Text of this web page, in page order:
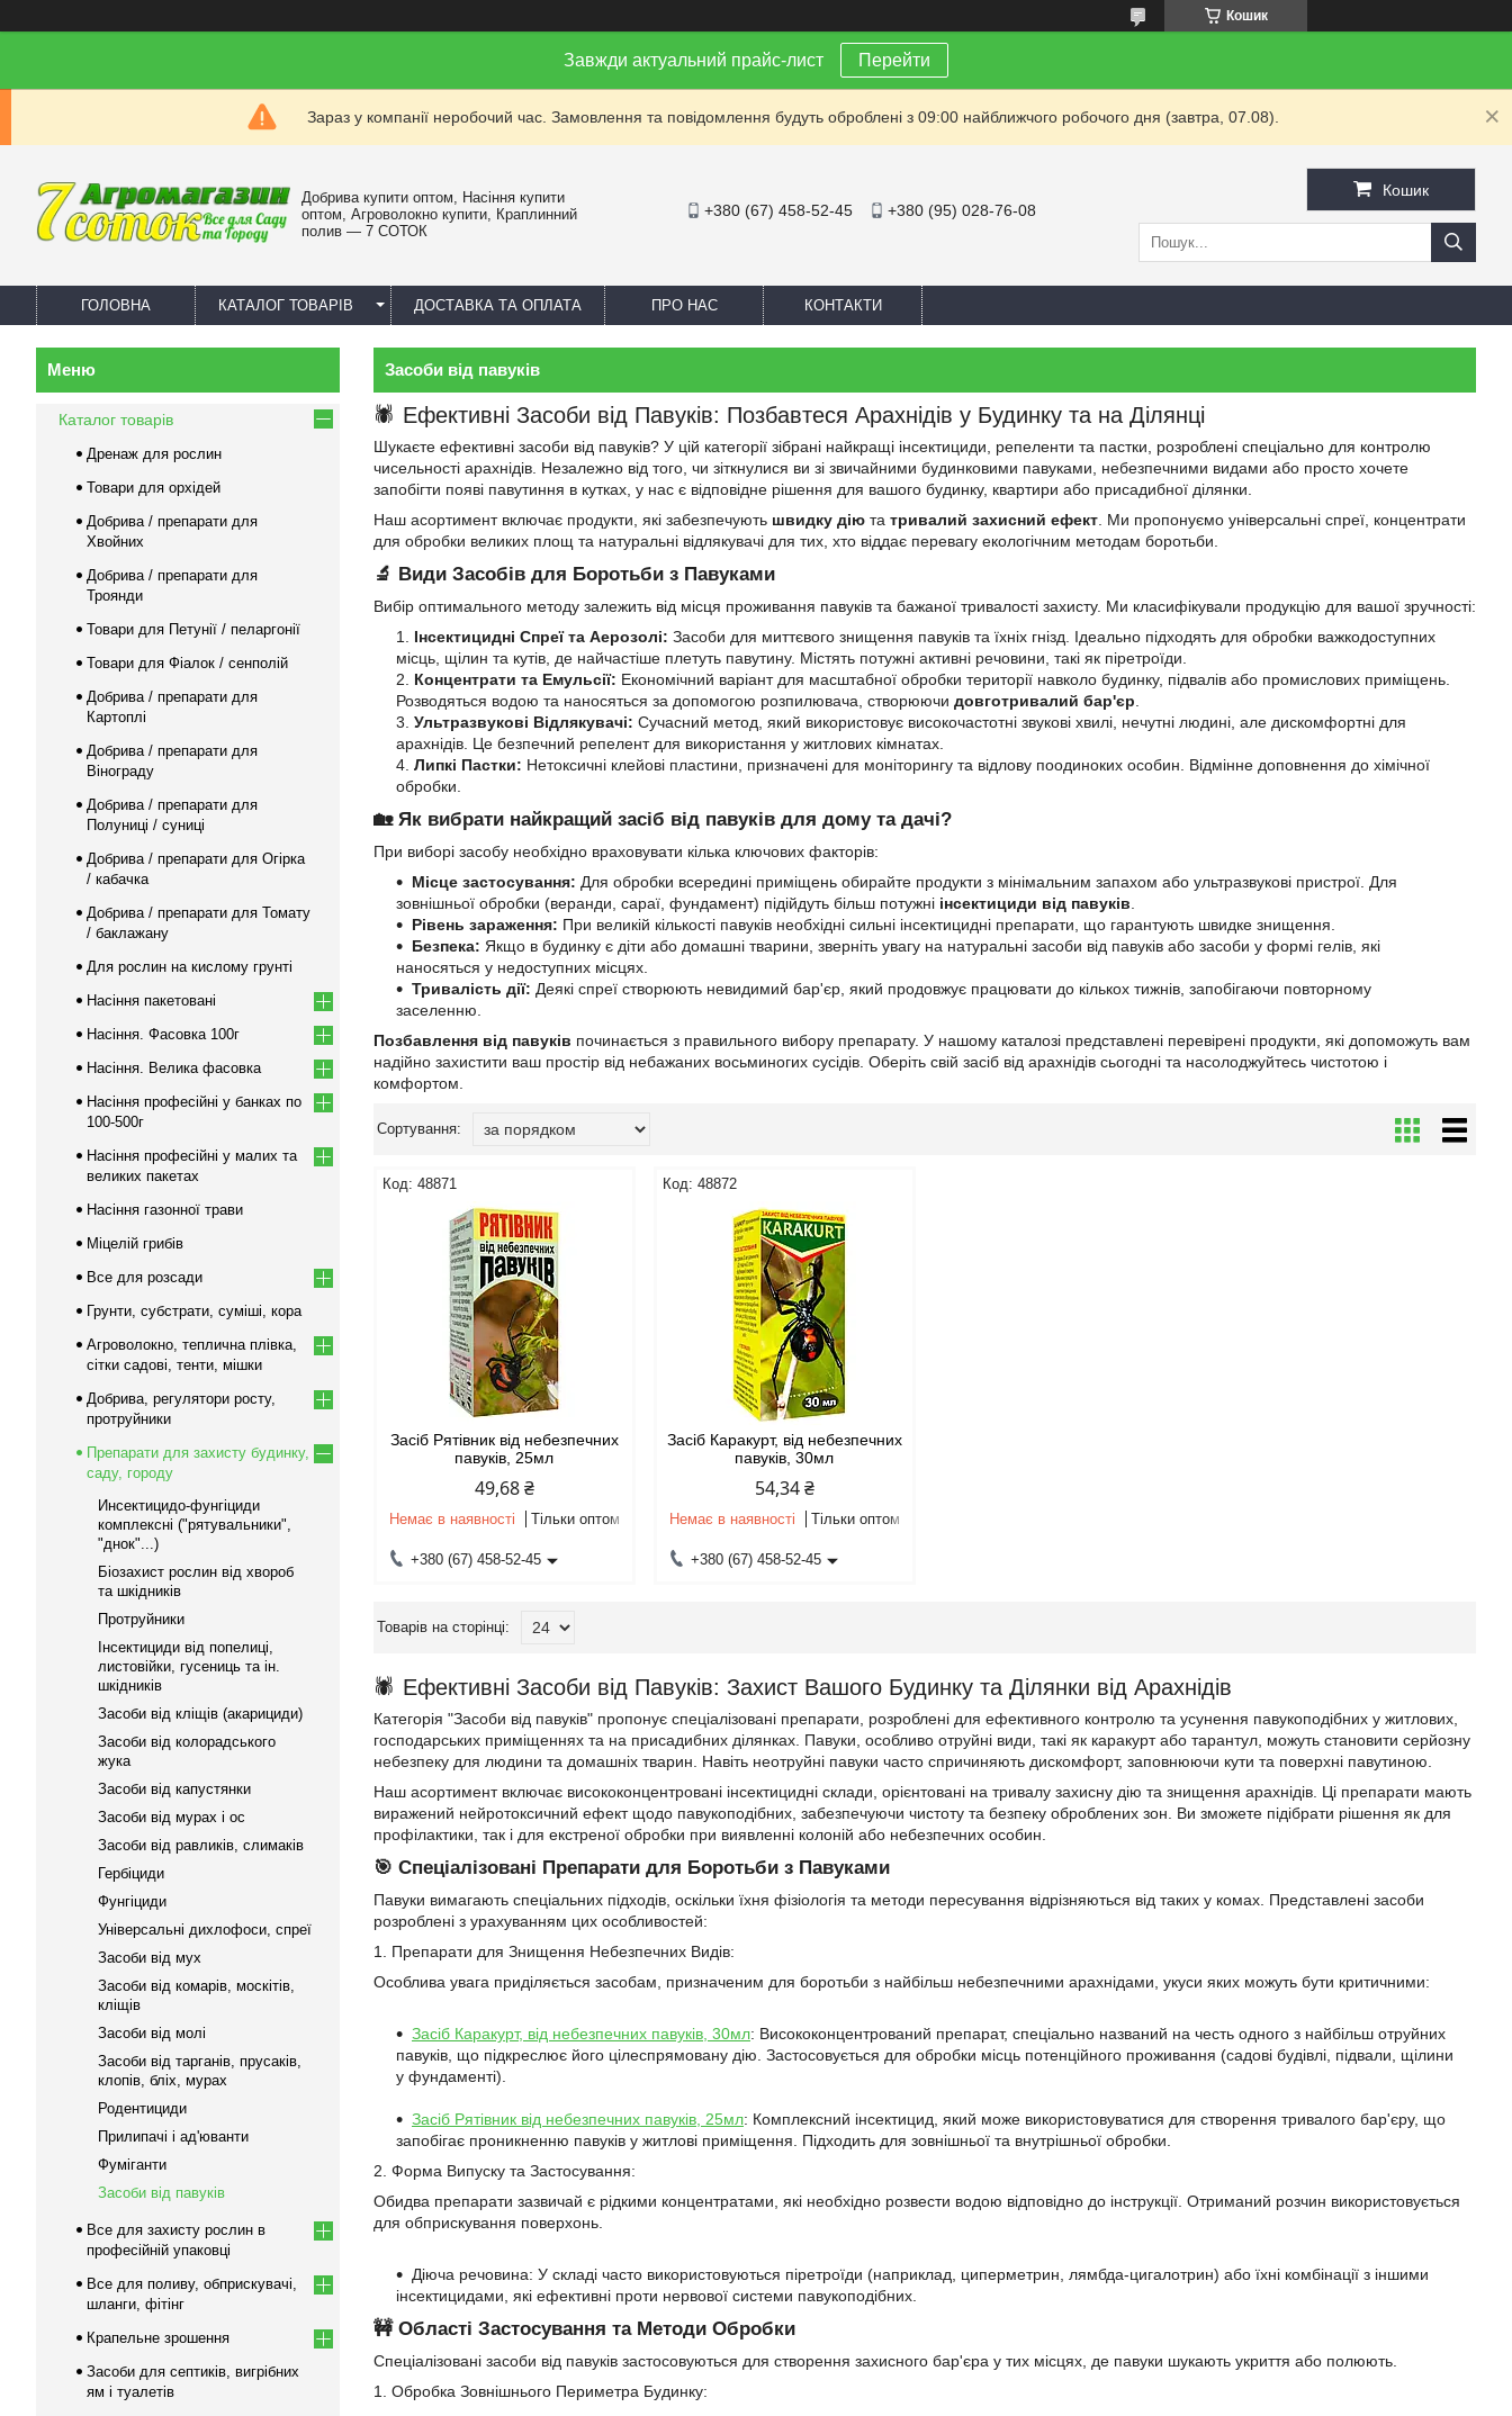
Кошик
Завжди актуальний прайс-лист Перейти
Зараз у компанії неробочий час. Замовлення та повідомлення будуть оброблені з 09:00 найближчого робочого дня (завтра, 07.08).
Добрива купити оптом, Насіння купити
оптом, Агроволокно купити, Краплинний
полив — 7 СОТОК
+380 (67) 458-52-45 +380 (95) 028-76-08
Кошик
ГОЛОВНА КАТАЛОГ ТОВАРІВ ДОСТАВКА ТА ОПЛАТА ПРО НАС КОНТАКТИ
Засоби від павуків
🕷️ Ефективні Засоби від Павуків: Позбавтеся Арахнідів у Будинку та на Ділянці
Шукаєте ефективні засоби від павуків? У цій категорії зібрані найкращі інсектициди, репеленти та пастки, розроблені спеціально для контролю
чисельності арахнідів. Незалежно від того, чи зіткнулися ви зі звичайними будинковими павуками, небезпечними видами або просто хочете
запобігти появі павутиння в кутках, у нас є відповідне рішення для вашого будинку, квартири або присадибної ділянки.
Наш асортимент включає продукти, які забезпечують швидку дію та тривалий захисний ефект . Ми пропонуємо універсальні спреї, концентрати
для обробки великих площ та натуральні відлякувачі для тих, хто віддає перевагу екологічним методам боротьби.
🔬 Види Засобів для Боротьби з Павуками
Вибір оптимального методу залежить від місця проживання павуків та бажаної тривалості захисту. Ми класифікували продукцію для вашої зручності:
Інсектицидні Спреї та Аерозолі: Засоби для миттєвого знищення павуків та їхніх гнізд. Ідеально підходять для обробки важкодоступних
місць, щілин та кутів, де найчастіше плетуть павутину. Містять потужні активні речовини, такі як піретроїди.
Концентрати та Емульсії: Економічний варіант для масштабної обробки території навколо будинку, підвалів або промислових приміщень.
Розводяться водою та наносяться за допомогою розпилювача, створюючи довготривалий бар'єр
Ультразвукові Відлякувачі: Сучасний метод, який використовує високочастотні звукові хвилі, нечутні людині, але дискомфортні для
арахнідів. Це безпечний репелент для використання у житлових кімнатах.
Липкі Пастки: Нетоксичні клейові пластини, призначені для моніторингу та відлову поодиноких особин. Відмінне доповнення до хімічної
обробки.
🏡 Як вибрати найкращий засіб від павуків для дому та дачі?
При виборі засобу необхідно враховувати кілька ключових факторів:
Місце застосування: Для обробки всередині приміщень обирайте продукти з мінімальним запахом або ультразвукові пристрої. Для
зовнішньої обробки (веранди, сараї, фундамент) підійдуть більш потужні інсектициди від павуків
Рівень зараження: При великій кількості павуків необхідні сильні інсектицидні препарати, що гарантують швидке знищення.
Безпека: Якщо в будинку є діти або домашні тварини, зверніть увагу на натуральні засоби від павуків або засоби у формі гелів, які
наносяться у недоступних місцях.
Тривалість дії: Деякі спреї створюють невидимий бар'єр, який продовжує працювати до кількох тижнів, запобігаючи повторному
заселенню.
Позбавлення від павуків починається з правильного вибору препарату. У нашому каталозі представлені перевірені продукти, які допоможуть вам
надійно захистити ваш простір від небажаних восьминогих сусідів. Оберіть свій засіб від арахнідів сьогодні та насолоджуйтесь чистотою і
комфортом.
48871
Засіб Рятівник від небезпечних
павуків, 25мл
49,68 ₴
Немає в наявності Тільки оптом
+380 (67) 458-52-45
48872
Засіб Каракурт, від небезпечних
павуків, 30мл
54,34 ₴
Немає в наявності Тільки оптом
+380 (67) 458-52-45
🕷️ Ефективні Засоби від Павуків: Захист Вашого Будинку та Ділянки від Арахнідів
Категорія "Засоби від павуків" пропонує спеціалізовані препарати, розроблені для ефективного контролю та усунення павукоподібних у житлових,
господарських приміщеннях та на присадибних ділянках. Павуки, особливо отруйні види, такі як каракурт або тарантул, можуть становити серйозну
небезпеку для людини та домашніх тварин. Навіть неотруйні павуки часто спричиняють дискомфорт, заповнюючи кути та поверхні павутиною.
Наш асортимент включає висококонцентровані інсектицидні склади, орієнтовані на тривалу захисну дію та знищення арахнідів. Ці препарати мають
виражений нейротоксичний ефект щодо павукоподібних, забезпечуючи чистоту та безпеку оброблених зон. Ви зможете підібрати рішення як для
профілактики, так і для екстреної обробки при виявленні колоній або небезпечних особин.
🎯 Спеціалізовані Препарати для Боротьби з Павуками
Павуки вимагають спеціальних підходів, оскільки їхня фізіологія та методи пересування відрізняються від таких у комах. Представлені засоби
розроблені з урахуванням цих особливостей:
1. Препарати для Знищення Небезпечних Видів:
Особлива увага приділяється засобам, призначеним для боротьби з найбільш небезпечними арахнідами, укуси яких можуть бути критичними:
Засіб Каракурт, від небезпечних павуків, 30мл: Висококонцентрований препарат, спеціально названий на честь одного з найбільш отруйних
павуків, що підкреслює його цілеспрямовану дію. Застосовується для обробки місць потенційного проживання (садові будівлі, підвали, щілини
у фундаменті).
Засіб Рятівник від небезпечних павуків, 25мл: Комплексний інсектицид, який може використовуватися для створення тривалого бар'єру, що
запобігає проникненню павуків у житлові приміщення. Підходить для зовнішньої та внутрішньої обробки.
2. Форма Випуску та Застосування:
Обидва препарати зазвичай є рідкими концентратами, які необхідно розвести водою відповідно до інструкції. Отриманий розчин використовується
для обприскування поверхонь.
Діюча речовина: У складі часто використовуються піретроїди (наприклад, циперметрин, лямбда-цигалотрин) або їхні комбінації з іншими
інсектицидами, які ефективні проти нервової системи павукоподібних.
🚧 Області Застосування та Методи Обробки
Спеціалізовані засоби від павуків застосовуються для створення захисного бар'єра у тих місцях, де павуки шукають укриття або полюють.
1. Обробка Зовнішнього Периметра Будинку:
Каталог товарів
Дренаж для рослин
Товари для орхідей
Добрива / препарати для
Хвойних
Добрива / препарати для
Троянди
Товари для Петунії / пеларгонії
Товари для Фіалок / сенполій
Добрива / препарати для
Картоплі
Добрива / препарати для
Вінограду
Добрива / препарати для
Полуниці / суниці
Добрива / препарати для Огірка
/ кабачка
Добрива / препарати для Томату
/ баклажану
Для рослин на кислому грунті
Насіння пакетовані
Насіння. Фасовка 100г
Насіння. Велика фасовка
Насіння професійні у банках по
100-500г
Насіння професійні у малих та
великих пакетах
Насіння газонної трави
Міцелій грибів
Все для розсади
Грунти, субстрати, суміші, кора
Агроволокно, теплична плівка,
сітки садові, тенти, мішки
Добрива, регулятори росту,
протруйники
Препарати для захисту будинку,
саду, городу
Инсектицидо-фунгіциди
комплексні ("рятувальники",
"днок"...)
Біозахист рослин від хвороб
та шкідників
Протруйники
Інсектициди від попелиці,
листовійки, гусениць та ін.
шкідників
Засоби від кліщів (акарициди)
Засоби від колорадського
жука
Засоби від капустянки
Засоби від мурах і ос
Засоби від равликів, слимаків
Гербіциди
Фунгіциди
Універсальні дихлофоси, спреї
Засоби від мух
Засоби від комарів, москітів,
кліщів
Засоби від молі
Засоби від тарганів, прусаків,
клопів, бліх, мурах
Родентициди
Прилипачі і ад'юванти
Фуміганти
Засоби від павуків
Все для захисту рослин в
професійній упаковці
Все для поливу, обприскувачі,
шланги, фітінг
Крапельне зрошення
Засоби для септиків, вигрібних
ям і туалетів